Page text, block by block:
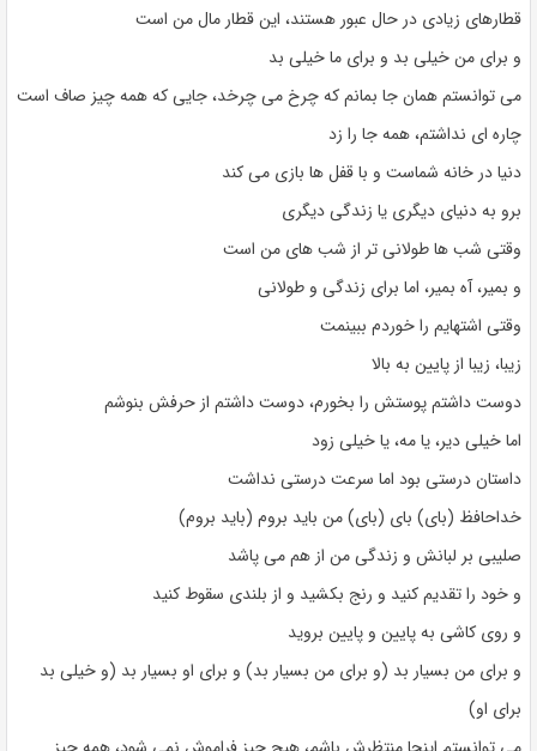
قطارهای زیادی در حال عبور هستند، این قطار مال من است
و برای من خیلی بد و برای ما خیلی بد
می توانستم همان جا بمانم که چرخ می چرخد، جایی که همه چیز صاف است
چاره ای نداشتم، همه جا را زد
دنیا در خانه شماست و با قفل ها بازی می کند
برو به دنیای دیگری یا زندگی دیگری
وقتی شب ها طولانی تر از شب های من است
و بمیر، آه بمیر، اما برای زندگی و طولانی
وقتی اشتهایم را خوردم ببینمت
زیبا، زیبا از پایین به بالا
دوست داشتم پوستش را بخورم، دوست داشتم از حرفش بنوشم
اما خیلی دیر، یا مه، یا خیلی زود
داستان درستی بود اما سرعت درستی نداشت
خداحافظ (بای) بای (بای) من باید بروم (باید بروم)
صلیبی بر لبانش و زندگی من از هم می پاشد
و خود را تقدیم کنید و رنج بکشید و از بلندی سقوط کنید
و روی کاشی به پایین و پایین بروید
و برای من بسیار بد (و برای من بسیار بد) و برای او بسیار بد (و خیلی بد
برای او)